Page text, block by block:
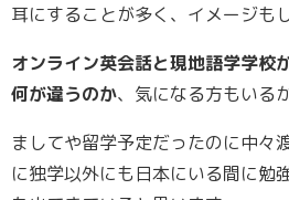
耳にすることが多く、イメージも
オンライン英会話と現地語学学校
何が違うのか、気になる方もいる
ましてや留学予定だったのに中々
に独学以外にも日本にいる間に勉